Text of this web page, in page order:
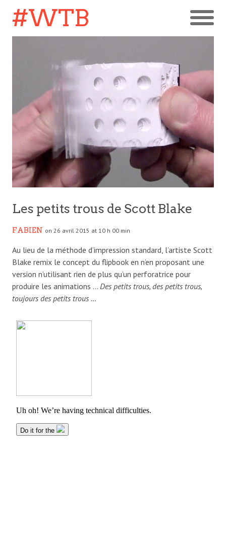
#WTB
Les petits trous de Scott Blake
FABIEN on 26 avril 2015 at 10 h 00 min
Au lieu de la méthode d’impression standard, l’artiste Scott
Blake remix le concept du flipbook en n’en proposant une
version n’utilisant rien de plus qu’un perforatrice pour
produire les animations … Des petits trous, des petits trous,
toujours des petits trous …